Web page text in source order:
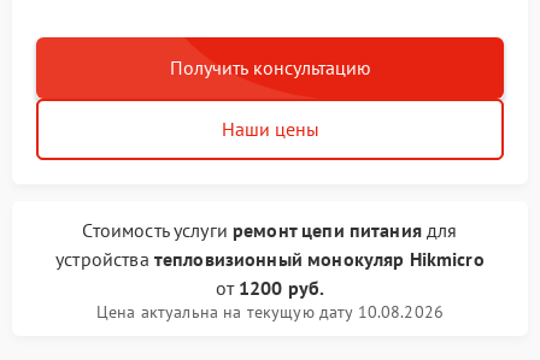
Получить консультацию
Наши цены
Стоимость услуги ремонт цепи питаниядля
устройства тепловизионный монокуляр Hikmicro
от 1200 руб.
Цена актуальна на текущую дату 10.08.2026